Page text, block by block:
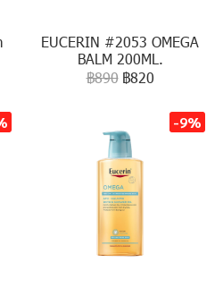
EUCERIN #2053 OMEGA
BALM 200ML.
฿890 ฿820
-9%